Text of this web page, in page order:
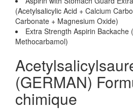
(Acetylsalicylic Acid + Calcium
Carbonate + Magnesium Oxide)
Extra Strength Aspirin Backache
Methocarbamol)
(GERMAN)
chimique